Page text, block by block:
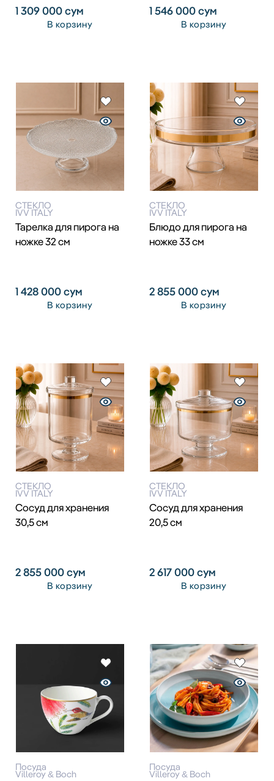
1 309 000сум
В корзину
1 546 000сум
В корзину
СТЕКЛО
IVV ITALY
Тарелка для пирога на
ножке 32 см
1 428 000сум
В корзину
СТЕКЛО
IVV ITALY
Блюдо для пирога на
ножке 33 см
2 855 000сум
В корзину
СТЕКЛО
IVV ITALY
Сосуд для хранения
30,5 см
2 855 000сум
В корзину
СТЕКЛО
IVV ITALY
Сосуд для хранения
20,5 см
2 617 000сум
В корзину
Посуда
Villeroy & Boch
Посуда
Villeroy & Boch